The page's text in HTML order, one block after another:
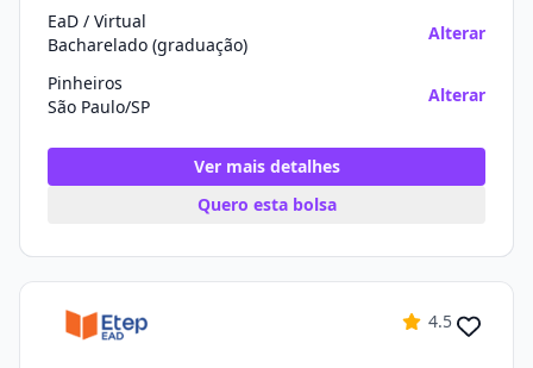
EaD / Virtual
Bacharelado (graduação)
Alterar
Pinheiros
São Paulo/SP
Alterar
Ver mais detalhes
Quero esta bolsa
4.5